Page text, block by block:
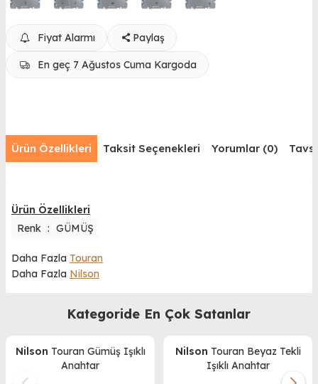
Fiyat Alarmı Paylaş
En geç 7 Ağustos Cuma Kargoda
Ürün Özellikleri Taksit Seçenekleri Yorumlar (0)
Ürün Özellikleri
Renk : GÜMÜŞ
Daha Fazla Touran
Daha Fazla Nilson
Kategoride En Çok Satanlar
Nilson Touran Gümüş Işıklı
Anahtar
Nilson Touran Beyaz Tekli
Işıklı Anahtar